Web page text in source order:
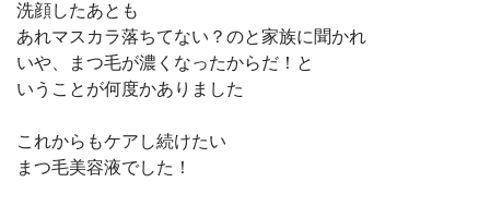
洗顔したあとも
あれマスカラ落ちてない？のと家族に聞かれ
いや、まつ毛が濃くなったからだ！と
いうことが何度かありました
これからもケアし続けたい
まつ毛美容液でした！